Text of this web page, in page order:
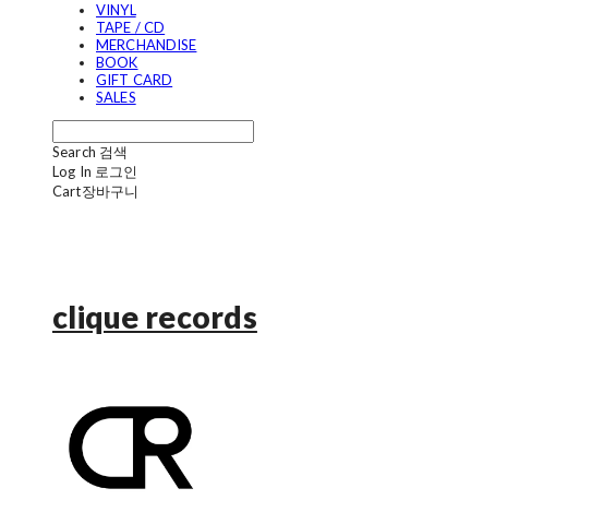
VINYL
TAPE / CD
MERCHANDISE
BOOK
GIFT CARD
SALES
Search 검색
Log In 로그인
Cart장바구니
clique records